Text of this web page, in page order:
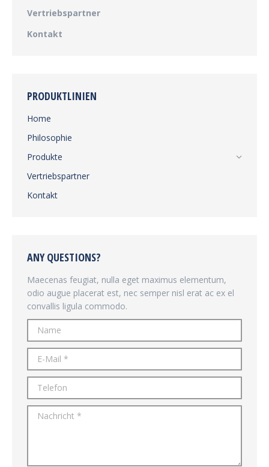
Vertriebspartner
Kontakt
PRODUKTLINIEN
Home
Philosophie
Produkte
Vertriebspartner
Kontakt
ANY QUESTIONS?
Maecenas feugiat, nulla eget maximus elementum,
odio augue placerat est, nec semper nisl erat ac ex el
convallis ligula commodo.
Name
E-Mail *
Telefon
Nachricht *